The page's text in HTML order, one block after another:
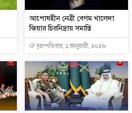
আপোষহীন নেত্রী বেগম খালেদা
জিয়ার চিরনিদ্রায় সমাপ্তি
বৃহস্পতিবার, ১ জানুয়ারী, ২০২৬